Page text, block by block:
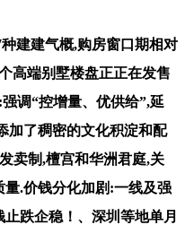
建建气概,购房窗口期相对
高端别墅楼盘正正在发售
调“控增量、优供给”,延
加了稠密的文化积淀和配
卖制,檀宫和华洲君庭,关
.价钱分化加剧:一线及强
跌企稳！、深圳等地单月